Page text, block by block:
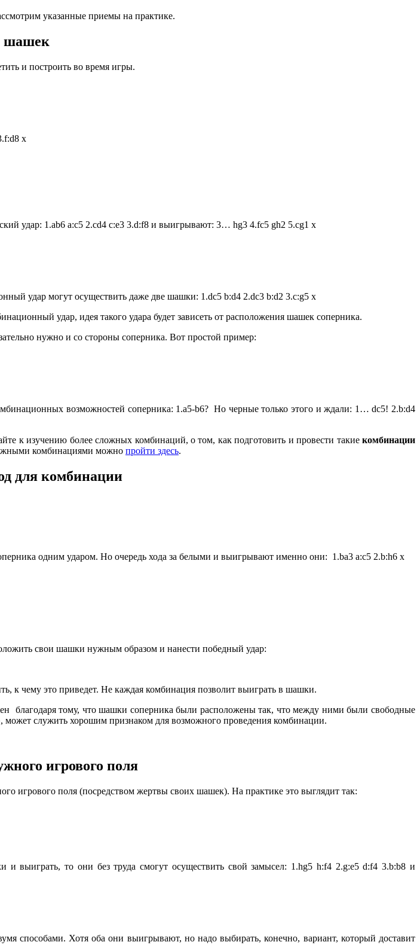
указанные приемы на практике.
шашек
и построить во время игры.
x
удар: 1.ab6 a:c5 2.cd4 c:e3 3.d:f8 и выигрывают: 3… hg3 4.fc5 gh2 5.cg1 x
удар могут осуществить даже две шашки: 1.dc5 b:d4 2.dc3 b:d2 3.c:g5 x
удар, идея такого удара будет зависеть от расположения шашек соперника.
нужно и со стороны соперника. Вот простой пример:
возможностей соперника: 1.а5-b6? Но черные только этого и ждали: 1… dc5! 2.b:d4
к изучению более сложных комбинаций, о том, как подготовить и провести такие комбинации
комбинациями можно пройти здесь.
для комбинации
одним ударом. Но очередь хода за белыми и выигрывают именно они: 1.ba3 a:c5 2.b:h6 х
свои шашки нужным образом и нанести победный удар:
к чему это приведет. Не каждая комбинация позволит выиграть в шашки.
благодаря тому, что шашки соперника были расположены так, что между ними были свободные
служить хорошим признаком для возможного проведения комбинации.
игрового поля
игрового поля (посредством жертвы своих шашек). На практике это выглядит так:
выиграть, то они без труда смогут осуществить свой замысел: 1.hg5 h:f4 2.g:e5 d:f4 3.b:b8 и
способами. Хотя оба они выигрывают, но надо выбирать, конечно, вариант, который доставит